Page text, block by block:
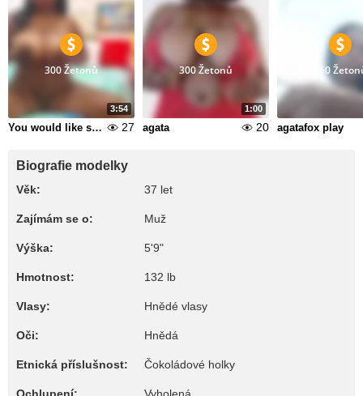
3:54
300 Žetonů
You would like such a show but live we are going to play smoking a little and enjoying 27
1:00
300 Žetonů
agata 20
150
agatafox play
Biografie modelky
Věk: 37 let
Zajímám se o: Muž
Výška: 5'9"
Hmotnost: 132 lb
Vlasy: Hnědé vlasy
Oči: Hnědá
Etnická příslušnost: Čokoládové holky